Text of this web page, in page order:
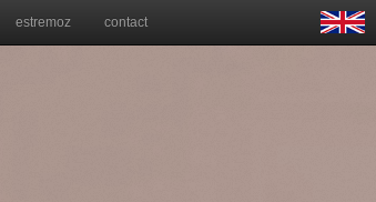
estremoz contact